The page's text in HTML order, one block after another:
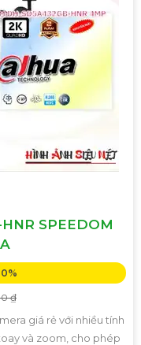
SPEEDOM
₫
giá rẻ với nhiều tính
và zoom, cho phép